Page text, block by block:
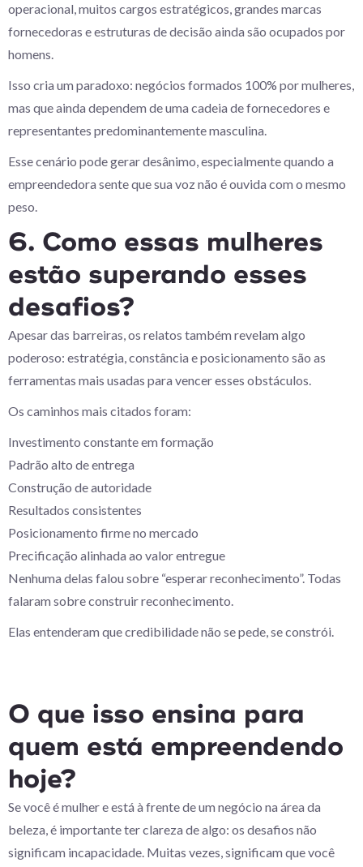
operacional, muitos cargos estratégicos, grandes marcas
fornecedoras e estruturas de decisão ainda são ocupados por
homens.
Isso cria um paradoxo: negócios formados 100% por mulheres,
mas que ainda dependem de uma cadeia de fornecedores e
representantes predominantemente masculina.
Esse cenário pode gerar desânimo, especialmente quando a
empreendedora sente que sua voz não é ouvida com o mesmo
peso.
6. Como essas mulheres
estão superando esses
desafios?
Apesar das barreiras, os relatos também revelam algo
poderoso: estratégia, constância e posicionamento são as
ferramentas mais usadas para vencer esses obstáculos.
Os caminhos mais citados foram:
Investimento constante em formação
Padrão alto de entrega
Construção de autoridade
Resultados consistentes
Posicionamento firme no mercado
Precificação alinhada ao valor entregue
Nenhuma delas falou sobre “esperar reconhecimento”. Todas
falaram sobre construir reconhecimento.
Elas entenderam que credibilidade não se pede, se constrói.
O que isso ensina para
quem está empreendendo
hoje?
Se você é mulher e está à frente de um negócio na área da
beleza, é importante ter clareza de algo: os desafios não
significam incapacidade. Muitas vezes, significam que você